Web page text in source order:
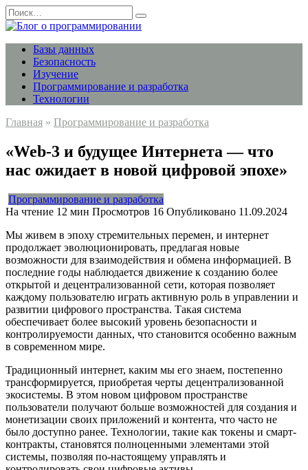
Перейти
к
содержанию
Search
for:
Базы данных
Безопасность
Изучение
Программирование и разработка
Технологии
Главная » Программирование и разработка
«Web-3 и будущее Интернета — что
нас ожидает в новой цифровой эпохе»
Программирование и разработка
На чтение 12 мин Просмотров 16 Опубликовано 11.09.2024
Мы живем в эпоху стремительных перемен, и интернет
продолжает эволюционировать, предлагая новые
возможности для взаимодействия и обмена информацией. В
последние годы наблюдается движение к созданию более
открытой и децентрализованной сети, которая позволяет
каждому пользователю играть активную роль в управлении и
развитии цифрового пространства. Такая система
обеспечивает более высокий уровень безопасности и
контролируемости данных, что становится особенно важным
в современном мире.
Традиционный интернет, каким мы его знаем, постепенно
трансформируется, приобретая черты децентрализованной
экосистемы. В этом новом цифровом пространстве
пользователи получают больше возможностей для создания и
монетизации своих приложений и контента, что часто не
было доступно ранее. Технологии, такие как токены и смарт-
контракты, становятся полноценными элементами этой
системы, позволяя по-настоящему управлять и